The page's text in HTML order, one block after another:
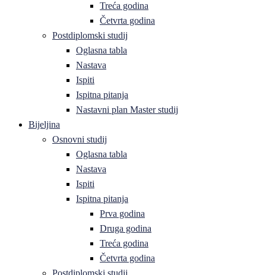
Treća godina
Četvrta godina
Postdiplomski studij
Oglasna tabla
Nastava
Ispiti
Ispitna pitanja
Nastavni plan Master studij
Bijeljina
Osnovni studij
Oglasna tabla
Nastava
Ispiti
Ispitna pitanja
Prva godina
Druga godina
Treća godina
Četvrta godina
Postdiplomski studij